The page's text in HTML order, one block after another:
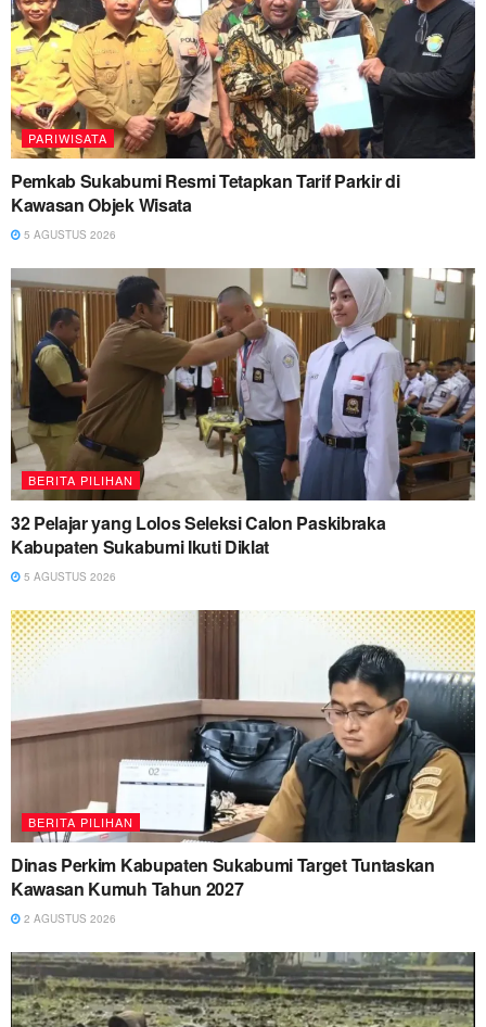
PARIWISATA
Pemkab Sukabumi Resmi Tetapkan Tarif Parkir di
Kawasan Objek Wisata
5 AGUSTUS 2026
BERITA PILIHAN
32 Pelajar yang Lolos Seleksi Calon Paskibraka
Kabupaten Sukabumi Ikuti Diklat
5 AGUSTUS 2026
BERITA PILIHAN
Dinas Perkim Kabupaten Sukabumi Target Tuntaskan
Kawasan Kumuh Tahun 2027
2 AGUSTUS 2026